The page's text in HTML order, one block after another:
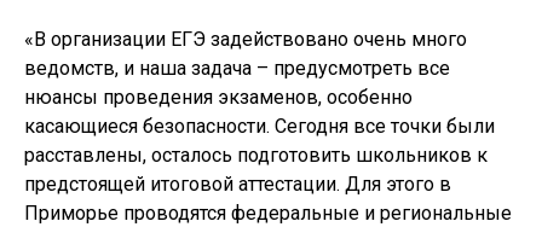
«В организации ЕГЭ задействовано очень много
ведомств, и наша задача – предусмотреть все
нюансы проведения экзаменов, особенно
касающиеся безопасности. Сегодня все точки были
расставлены, осталось подготовить школьников к
предстоящей итоговой аттестации. Для этого в
Приморье проводятся федеральные и региональные